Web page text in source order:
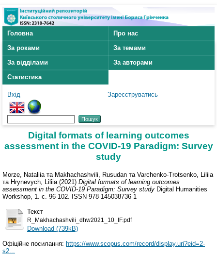
Головна
Про нас
За роками
За темами
За відділами
За авторами
Статистика
Вхід Зареєструватись
Digital formats of learning outcomes
assessment in the COVID-19 Paradigm: Survey
study
Morze, Nataliia та Makhachashvili, Rusudan та Varchenko-Trotsenko, Liliia
та Hrynevych, Liliia (2021) Digital formats of learning outcomes
assessment in the COVID-19 Paradigm: Survey study Digital Humanities
Workshop, 1. с. 96-102. ISSN 978-145038736-1
Текст
R_Makhachashvili_dhw2021_10_IF.pdf
Download (739kB)
Офіційне посилання: https://www.scopus.com/record/display.uri?eid=2-
s2...